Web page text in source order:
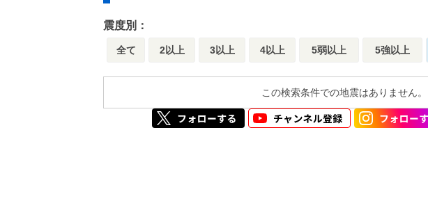
震度別：
全て 2以上 3以上 4以上 5弱以上 5強以上
この検索条件での地震はありません。